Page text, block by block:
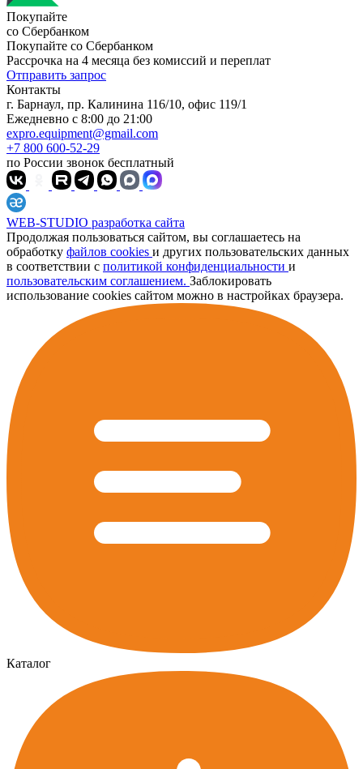
Покупайте
со Сбербанком
Покупайте со Сбербанком
Рассрочка на 4 месяца без комиссий и переплат
Отправить запрос
Контакты
г. Барнаул, пр. Калинина 116/10, офис 119/1
Ежедневно с 8:00 до 21:00
expro.equipment@gmail.com
+7 800 600-52-29
по России звонок бесплатный
WEB-STUDIO разработка сайта
Продолжая пользоваться сайтом, вы соглашаетесь на
обработку файлов cookies и других пользовательских данных
в соответствии с политикой конфиденциальности и
пользовательским соглашением. Заблокировать
использование cookies сайтом можно в настройках браузера.
Каталог